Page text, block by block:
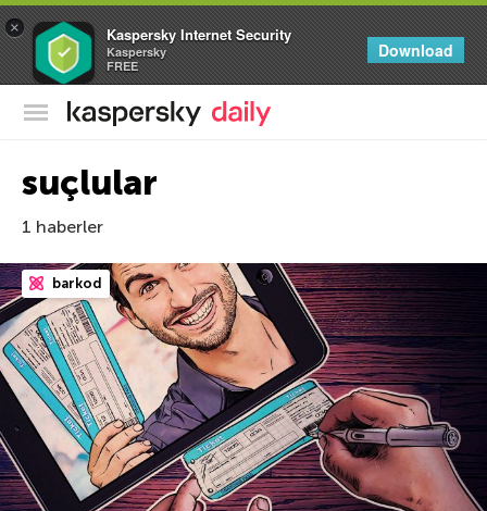
× Kaspersky Internet Security
Kaspersky
FREE
Download
Kaspersky Resmi Blogu
suçlular
1 haberler
barkod